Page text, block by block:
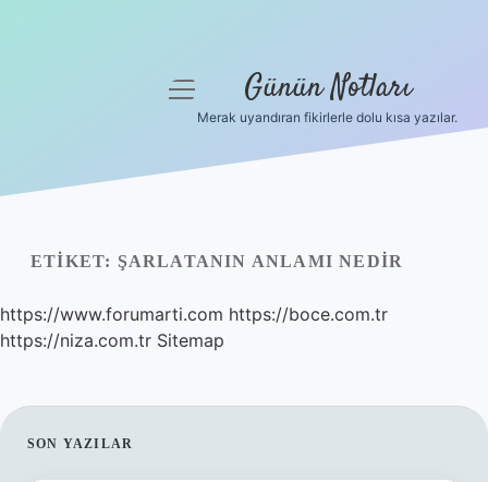
Yasal Uyarı
Hakkımızda
menüyü
Günün Notları
Merak uyandıran fikirlerle dolu kısa yazılar.
ETIKET: ŞARLATANIN ANLAMI NEDIR
https://www.forumarti.com https://boce.com.tr
https://niza.com.tr Sitemap
SIDEBAR
SON YAZILAR